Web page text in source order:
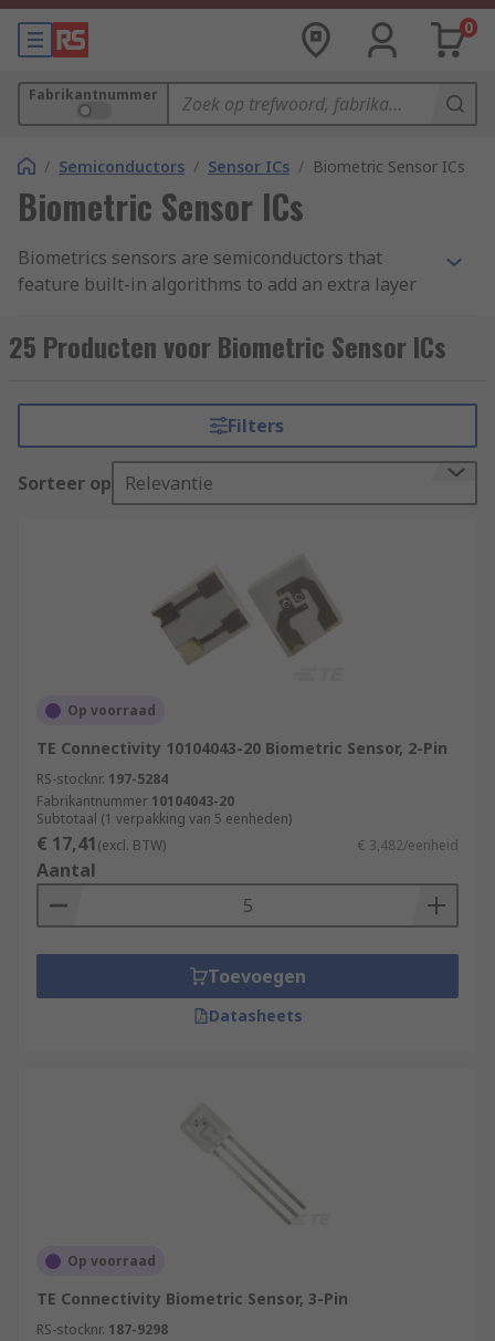
0
Fabrikantnummer
/ Semiconductors / Sensor ICs / Biometric Sensor ICs
Biometric Sensor ICs
Biometrics sensors are semiconductors that
feature built-in algorithms to add an extra layer
Biometrics such as fingerprints and face
recognition are the perfect addition to help
authentication to your devices for optimum user
security.
How do biometric sensors work?
via either the fingerprint sensor or other device
and uses that biometrics data against it's built in
algorithm to detect if its a match and if its
human, all in real-time.
Applications:
Smartphones and tablets
Network and computer security
Government and military identification
Access identification
25 Producten voor Biometric Sensor ICs
Filters
Sorteer op Relevantie
Op voorraad
TE Connectivity 10104043-20 Biometric Sensor, 2-Pin
RS-stocknr. 197-5284
Fabrikantnummer 10104043-20
Subtotaal (1 verpakking van 5 eenheden)
€ 17,41(excl. BTW) € 3,482/eenheid
Aantal
Toevoegen
Datasheets
Op voorraad
TE Connectivity Biometric Sensor, 3-Pin
RS-stocknr. 187-9298